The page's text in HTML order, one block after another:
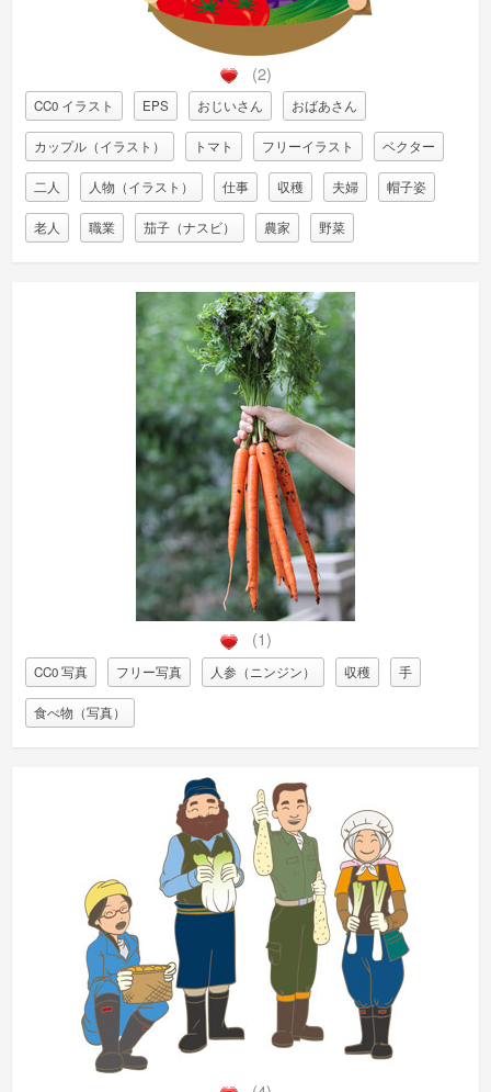
(2)
CC0 イラスト EPS おじいさん おばあさん
カップル（イラスト） トマト フリーイラスト ベクター
二人 人物（イラスト） 仕事 収穫 夫婦 帽子姿
老人 職業 茄子（ナスビ） 農家 野菜
(1)
CC0 写真 フリー写真 人参（ニンジン） 収穫 手
食べ物（写真）